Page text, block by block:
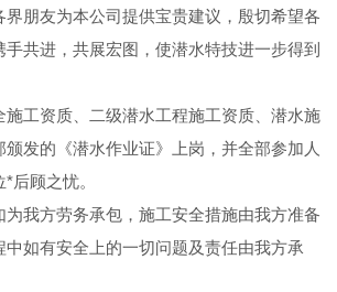
界朋友为本公司提供宝贵建议，殷切希望各
共进，共展宏图，使潜水特技进一步得到
施工资质、二级潜水工程施工资质、潜水施
发的《潜水作业证》上岗，并全部参加人
后顾之忧。
为我方劳务承包，施工安全措施由我方准备
中如有安全上的一切问题及责任由我方承